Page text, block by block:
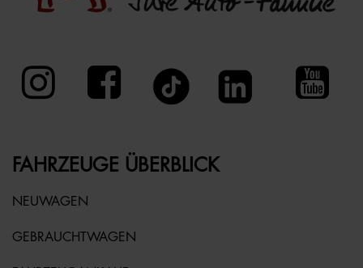
FAHRZEUGE ÜBERBLICK
NEUWAGEN
GEBRAUCHTWAGEN